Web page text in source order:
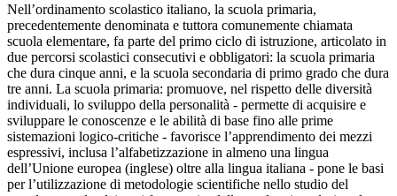
Nell’ordinamento scolastico italiano, la scuola primaria,
precedentemente denominata e tuttora comunemente chiamata
scuola elementare, fa parte del primo ciclo di istruzione, articolato in
due percorsi scolastici consecutivi e obbligatori: la scuola primaria
che dura cinque anni, e la scuola secondaria di primo grado che dura
tre anni. La scuola primaria: promuove, nel rispetto delle diversità
individuali, lo sviluppo della personalità - permette di acquisire e
sviluppare le conoscenze e le abilità di base fino alle prime
sistemazioni logico-critiche - favorisce l’apprendimento dei mezzi
espressivi, inclusa l’alfabetizzazione in almeno una lingua
dell’Unione europea (inglese) oltre alla lingua italiana - pone le basi
per l’utilizzazione di metodologie scientifiche nello studio del